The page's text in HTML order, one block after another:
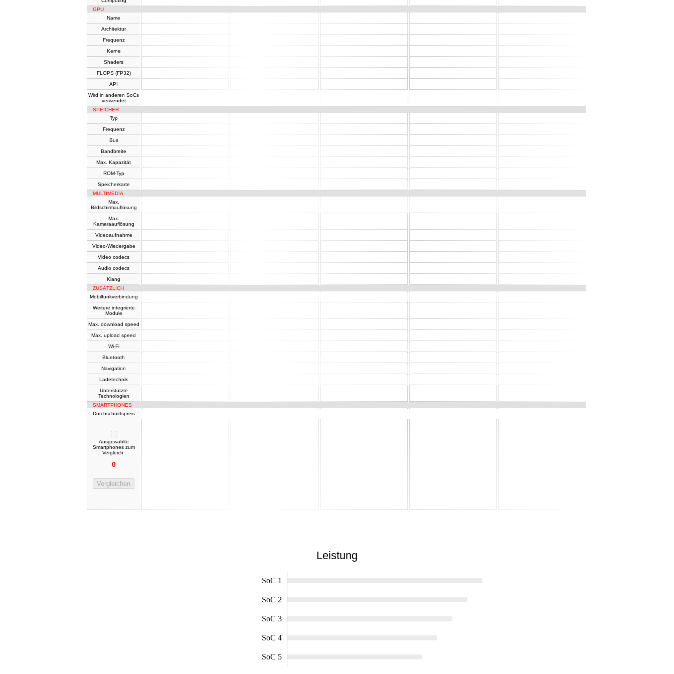
GPU
Name
Architektur
Frequenz
Kerne
Shaders
FLOPS (FP32)
API
Wird in anderen SoCs
verwendet
SPEICHER
Typ
Frequenz
Bus
Bandbreite
Max. Kapazität
ROM-Typ
Speicherkarte
MULTIMEDIA
Max.
Bildschirmauflösung
Max.
Kameraauflösung
Videoaufnahme
Video-Wiedergabe
Video codecs
Audio codecs
Klang
ZUSÄTZLICH
Mobilfunkverbindung
Weitere integrierte
Module
Max. download speed
Max. upload speed
Wi-Fi
Bluetooth
Navigation
Ladetechnik
Unterstützte
Technologien
SMARTPHONES
Durchschnittspreis
Ausgewählte
Smartphones zum
Vergleich:
0
Vergleichen
Leistung
SoC 1
SoC 2
SoC 3
SoC 4
SoC 5